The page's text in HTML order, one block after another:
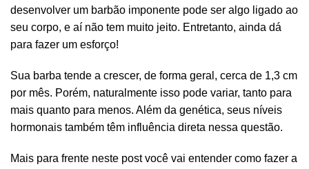
desenvolver um barbão imponente pode ser algo ligado ao
seu corpo, e aí não tem muito jeito. Entretanto, ainda dá
para fazer um esforço!
Sua barba tende a crescer, de forma geral, cerca de 1,3 cm
por mês. Porém, naturalmente isso pode variar, tanto para
mais quanto para menos. Além da genética, seus níveis
hormonais também têm influência direta nessa questão.
Mais para frente neste post você vai entender como fazer a